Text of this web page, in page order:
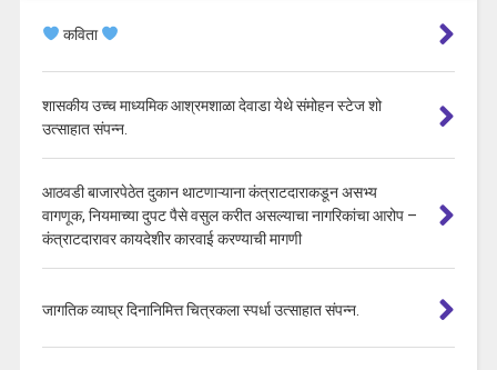
कविता
शासकीय उच्च माध्यमिक आश्रमशाळा देवाडा येथे संमोहन स्टेज शो
उत्साहात संपन्न.
आठवडी बाजारपेठेत दुकान थाटणाऱ्याना कंत्राटदाराकडून असभ्य
वागणूक, नियमाच्या दुपट पैसे वसुल करीत असल्याचा नागरिकांचा आरोप –
कंत्राटदारावर कायदेशीर कारवाई करण्याची मागणी
जागतिक व्याघ्र दिनानिमित्त चित्रकला स्पर्धा उत्साहात संपन्न.